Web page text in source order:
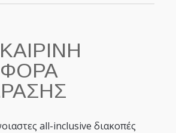
all-inclusive διακοπές